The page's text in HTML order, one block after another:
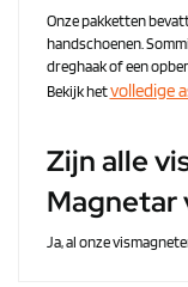
Onze pakketten
handschoenen.
dreghaak of een
Bekijk hetvolledige
Zijn alle
Magnetar
Ja, al onze